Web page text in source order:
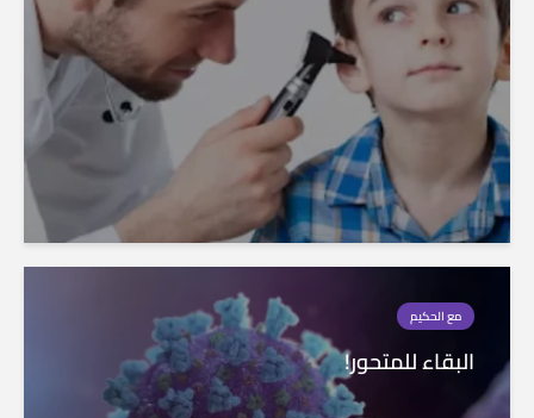
مع الحكيم
البقاء للمتحور!